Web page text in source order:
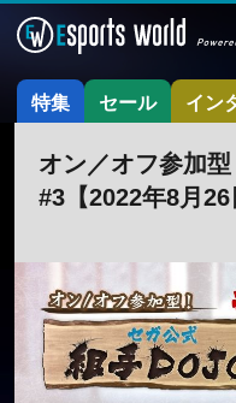
特集 セール イン
オン／オフ参加
#3【2022年8月26